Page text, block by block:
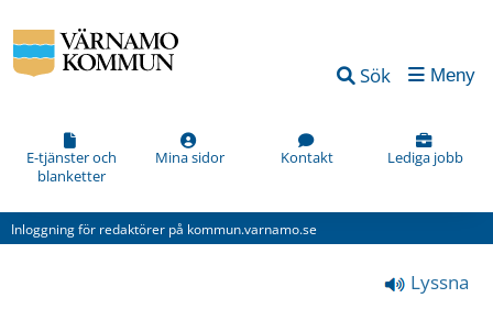
Sök Meny
E-tjänster och
blanketter
Mina sidor Kontakt Lediga jobb
Inloggning för redaktörer på kommun.varnamo.se
Lyssna
Vad
kan
förbättra
den
här